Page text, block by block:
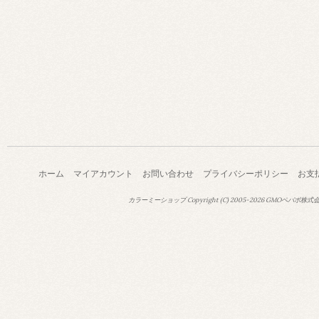
ホーム マイアカウント お問い合わせ プライバシーポリシー お支
カラーミーショップCopyright (C) 2005-2026GMOペパボ株式